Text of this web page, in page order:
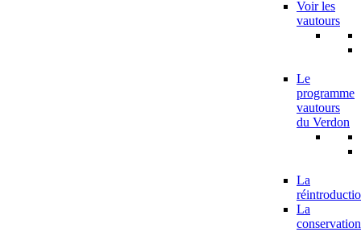
Voir les
vautours
Le
programme
vautours
du Verdon
La
La
conservation